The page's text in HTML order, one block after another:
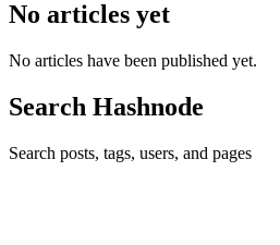
No articles yet
No articles have been published yet.
Search Hashnode
Search posts, tags, users, and pages